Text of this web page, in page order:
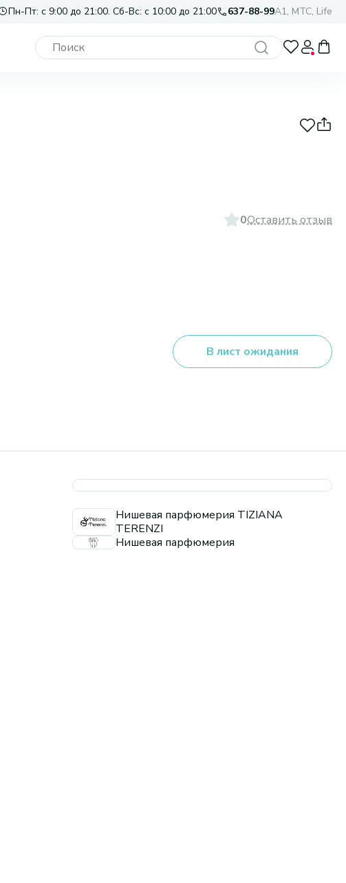
Пн-Пт: с 9:00 до 21:00. Сб-Вс: с 10:00 до 21:00 637-88-99A1, МТС, Life
0Оставить отзыв
В лист ожидания
Нишевая парфюмерия TIZIANA
TERENZI
Нишевая парфюмерия